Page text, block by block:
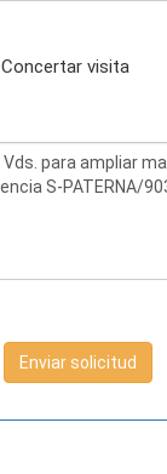
Concertar visita
Enviar solicitud